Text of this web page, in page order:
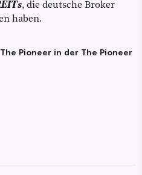
, die deutsche Broker
haben.
Pioneer in der The Pioneer